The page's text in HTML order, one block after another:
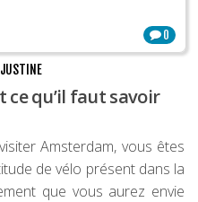
0
JUSTINE
qu’il faut savoir
Amsterdam, vous êtes
de vélo présent dans la
que vous aurez envie